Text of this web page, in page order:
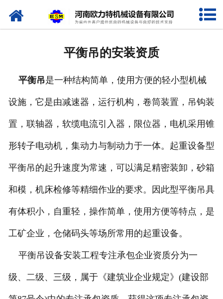
网站首页
企业相册
资质荣誉
联系我们
平衡吊的安装资质
平衡吊是一种结构简单，使用方便的轻小型机械
设施，它是由减速器，运行机构，卷筒装置，吊钩装
置，联轴器，软缆电流引入器，限位器，电机采用锥
形转子电动机，集动力与制动力于一体。起重设备型
平衡吊的起升速度为常速，可以满足精密装卸，砂箱
和模，机床检修等精细作业的要求。因此型平衡吊具
有体积小，自重轻，操作简单，使用方便等特点，是
工矿企业，仓储码头等场所常用的起重设备。
平衡吊设备安装工程专注承包企业资质分为一
级、二级、三级，属于《建筑业企业规定》(建设部